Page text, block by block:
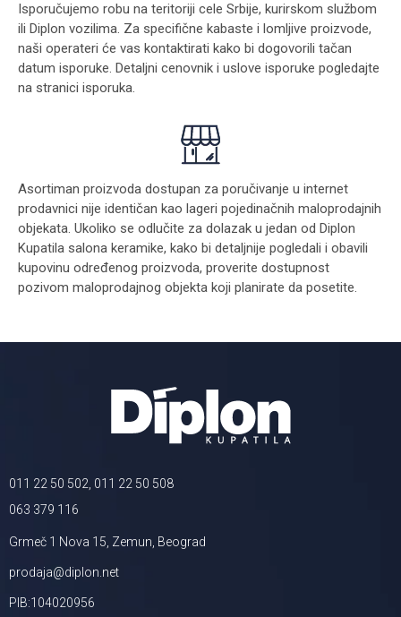
Isporučujemo robu na teritoriji cele Srbije, kurirskom službom
ili Diplon vozilima. Za specifične kabaste i lomljive proizvode,
naši operateri će vas kontaktirati kako bi dogovorili tačan
datum isporuke. Detaljni cenovnik i uslove isporuke pogledajte
na stranici isporuka.
Asortiman proizvoda dostupan za poručivanje u internet
prodavnici nije identičan kao lageri pojedinačnih maloprodajnih
objekata. Ukoliko se odlučite za dolazak u jedan od Diplon
Kupatila salona keramike, kako bi detaljnije pogledali i obavili
kupovinu određenog proizvoda, proverite dostupnost
pozivom maloprodajnog objekta koji planirate da posetite.
011 22 50 502, 011 22 50 508
063 379 116
Grmeč 1 Nova 15, Zemun, Beograd
prodaja@diplon.net
PIB:104020956